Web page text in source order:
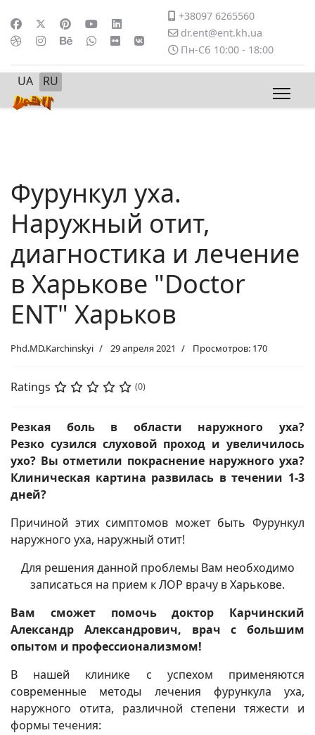
+38097 6265560
dr.ent@ent.kh.ua
Пн-Сб 10:00 - 18:00
Выберите язык
UA RU
Фурункул уха.
Наружный отит,
диагностика и лечение
в Харькове "Doctor
ENT" Харьков
Phd.MD.Karchinskyi 29 апреля 2021 Просмотров: 170
Ratings (0)
Резкая боль в области наружного уха?
Резко сузился слуховой проход и увеличилось
ухо? Вы отметили покраснение наружного уха?
Клиническая картина развилась в течении 1-3
дней?
Причиной этих симптомов может быть Фурункул
наружного уха, наружный отит!
Для решения данной проблемы Вам необходимо
записаться на прием к ЛОР врачу в Харькове.
Вам сможет помочь доктор Карчинский
Александр Александрович, врач с большим
опытом и профессионализмом!
В нашей клинике с успехом применяются
современные методы лечения фурункула уха,
наружного отита, различной степени тяжести и
формы течения: